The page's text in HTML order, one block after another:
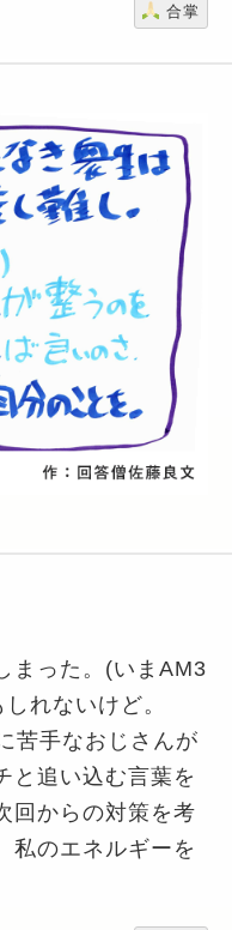
合掌
まった。(いまAM3
れないけど。
苦手なおじさんが
と追い込む言葉を
回からの対策を考
私のエネルギーを